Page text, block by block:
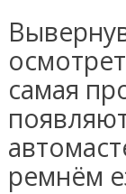
самая
ремнём